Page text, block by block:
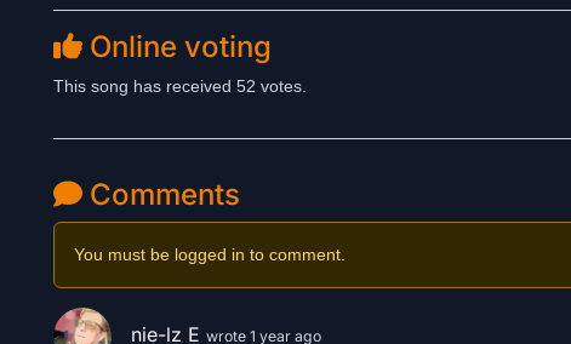
Online voting
This song has received 52 votes.
Comments
You must be logged in to comment.
nie-lz E wrote 1 year ago